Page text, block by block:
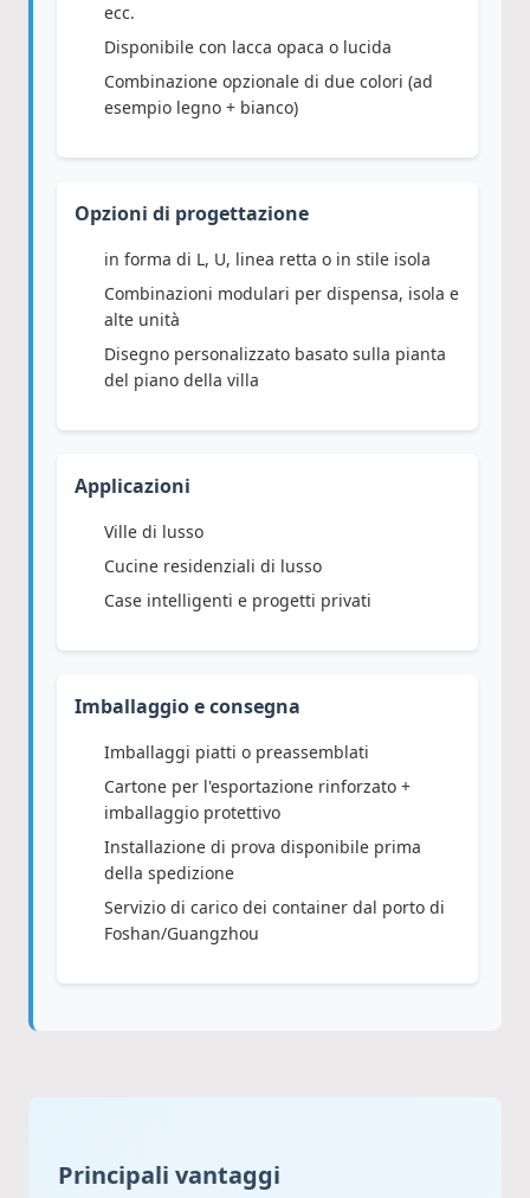
ecc.
Disponibile con lacca opaca o lucida
Combinazione opzionale di due colori (ad
esempio legno + bianco)
Opzioni di progettazione
in forma di L, U, linea retta o in stile isola
Combinazioni modulari per dispensa, isola e
alte unità
Disegno personalizzato basato sulla pianta
del piano della villa
Applicazioni
Ville di lusso
Cucine residenziali di lusso
Case intelligenti e progetti privati
Imballaggio e consegna
Imballaggi piatti o preassemblati
Cartone per l'esportazione rinforzato +
imballaggio protettivo
Installazione di prova disponibile prima
della spedizione
Servizio di carico dei container dal porto di
Foshan/Guangzhou
Principali vantaggi